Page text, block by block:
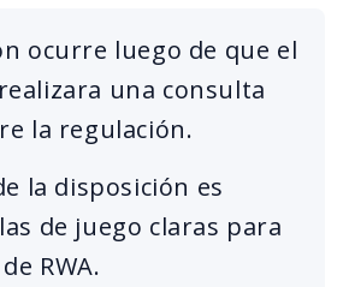
ocurre luego de que el
una consulta
la regulación.
la disposición es
de juego claras para
RWA.